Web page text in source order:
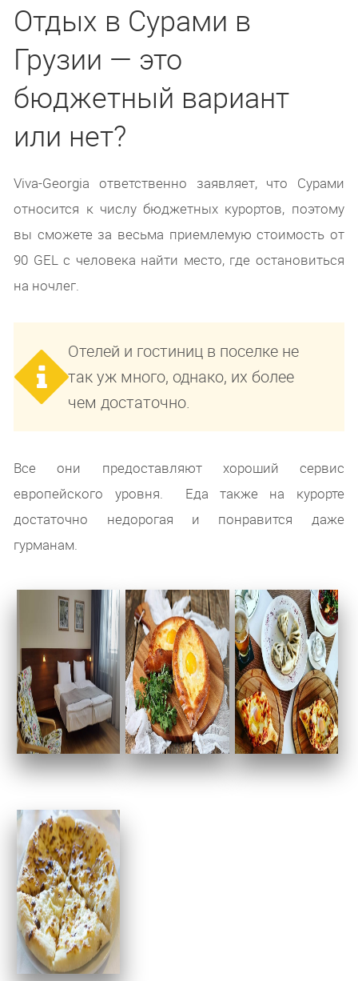
Отдых в Сурами в
Грузии — это
бюджетный вариант
или нет?
Viva-Georgia ответственно заявляет, что Сурами
относится к числу бюджетных курортов, поэтому
вы сможете за весьма приемлемую стоимость от
90 GEL с человека найти место, где остановиться
на ночлег.
Отелей и гостиниц в поселке не
так уж много, однако, их более
чем достаточно.
Все они предоставляют хороший сервис
европейского уровня. Еда также на курорте
достаточно недорогая и понравится даже
гурманам.